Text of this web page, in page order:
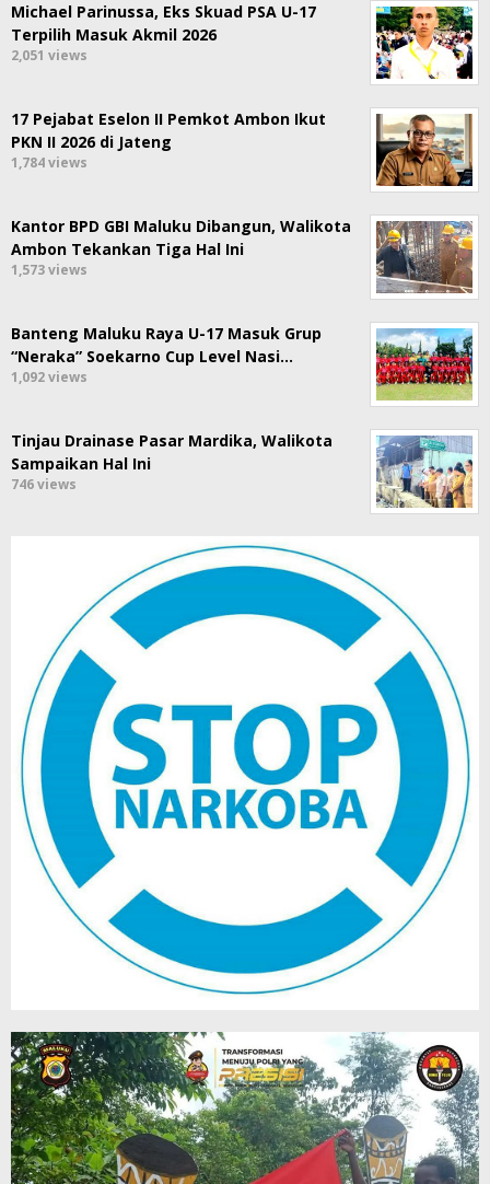
Michael Parinussa, Eks Skuad PSA U-17
Terpilih Masuk Akmil 2026
2,051 views
17 Pejabat Eselon II Pemkot Ambon Ikut
PKN II 2026 di Jateng
1,784 views
Kantor BPD GBI Maluku Dibangun, Walikota
Ambon Tekankan Tiga Hal Ini
1,573 views
Banteng Maluku Raya U-17 Masuk Grup
“Neraka” Soekarno Cup Level Nasi…
1,092 views
Tinjau Drainase Pasar Mardika, Walikota
Sampaikan Hal Ini
746 views